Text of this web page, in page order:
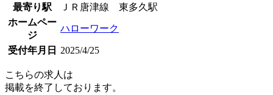
最寄り駅
ＪＲ唐津線 東多久駅
ホームペー
ジ
ハローワーク
受付年月日 2025/4/25
こちらの求人は
掲載を終了しております。